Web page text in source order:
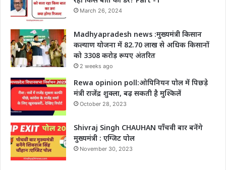
March 26, 2024
Madhyapradesh news :मुख्यमंत्री किसान
कल्याण योजना में 82.70 लाख से अधिक किसानों
को 3308 करोड़ रूपए अंतरित
2 weeks ago
Rewa opinion poll:ओपिनियन पोल में पिछड़े
मंत्री राजेंद्र शुक्ला, बढ़ सकती है मुश्किलें
October 28, 2023
Shivraj Singh CHAUHAN पाँचवी बार बनेंगे
मुख्यमंत्री : एग्जिट पोल
November 30, 2023